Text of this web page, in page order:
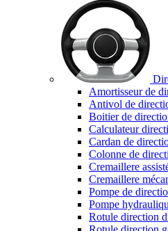
Amortisseur de
Antivol de
Boitier de
Calculateur
Cardan de
Colonne de
Cremaillere
Cremaillere
Pompe de
Pompe
Rotule direction